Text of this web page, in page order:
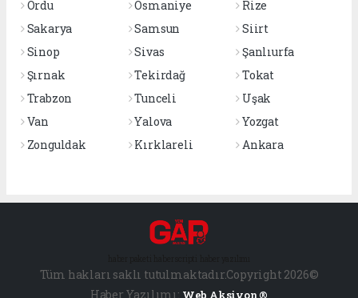
Ordu
Osmaniye
Rize
Sakarya
Samsun
Siirt
Sinop
Sivas
Şanlıurfa
Şırnak
Tekirdağ
Tokat
Trabzon
Tunceli
Uşak
Van
Yalova
Yozgat
Zonguldak
Kırklareli Ankara
Tüm hakları saklı tutulmaktadır.Copyright 2026©
Haber Yazılımı: Web Aksiyon ®